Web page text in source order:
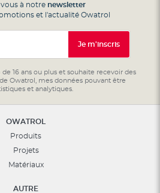
vous à notre newsletter
et l'actualité Owatrol
Je m'inscris
16 ans ou plus et souhaite recevoir des
Owatrol, mes données pouvant être
et analytiques.
OWATROL
Produits
Projets
Matériaux
AUTRE